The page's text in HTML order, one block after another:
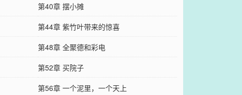
第40章 摆小摊
第44章 紫竹叶带来的惊喜
第48章 全聚德和彩电
第52章 买院子
第56章 一个泥里，一个天上